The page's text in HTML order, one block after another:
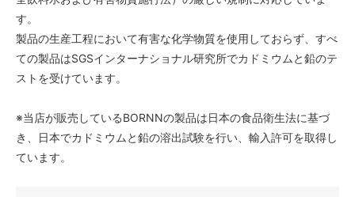
す。
製品の生産工程において有害な化学物質を使用しておらず、すべ
ての製品はSGSインターナショナル研究所でカドミウムと鉛のテ
ストを受けています。
※当店が販売しているBORNNの製品は日本の食品衛生法に基づ
き、日本でカドミウムと鉛の溶出試験を行い、輸入許可を取得し
ています。